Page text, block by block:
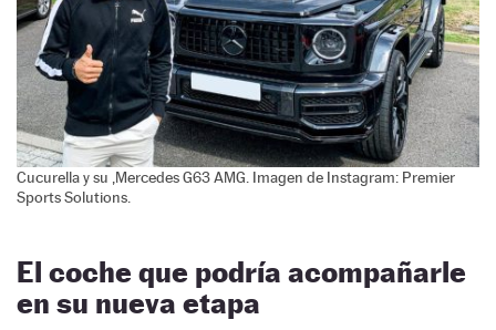
Cucurella y su ,Mercedes G63 AMG. Imagen de Instagram: Premier
Sports Solutions.
El coche que podría acompañarle
en su nueva etapa